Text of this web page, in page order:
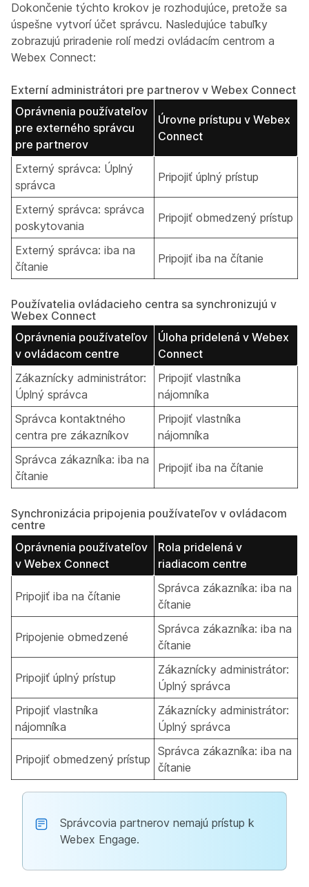
Dokončenie týchto krokov je rozhodujúce, pretože sa
úspešne vytvorí účet správcu. Nasledujúce tabuľky
zobrazujú priradenie rolí medzi ovládacím centrom a
Webex Connect:
Externí administrátori pre partnerov v Webex Connect
Oprávnenia používateľov
pre externého správcu
pre partnerov
Úrovne prístupu v Webex
Connect
Externý správca: Úplný
správca
Pripojiť úplný prístup
Externý správca: správca
poskytovania
Pripojiť obmedzený prístup
Externý správca: iba na
čítanie
Pripojiť iba na čítanie
Používatelia ovládacieho centra sa synchronizujú v
Webex Connect
Oprávnenia používateľov
v ovládacom centre
Úloha pridelená v Webex
Connect
Zákaznícky administrátor:
Úplný správca
Pripojiť vlastníka
nájomníka
Správca kontaktného
centra pre zákazníkov
Pripojiť vlastníka
nájomníka
Správca zákazníka: iba na
čítanie
Pripojiť iba na čítanie
Synchronizácia pripojenia používateľov v ovládacom
centre
Oprávnenia používateľov
v Webex Connect
Rola pridelená v
riadiacom centre
Pripojiť iba na čítanie
Správca zákazníka: iba na
čítanie
Pripojenie obmedzené
Správca zákazníka: iba na
čítanie
Pripojiť úplný prístup
Zákaznícky administrátor:
Úplný správca
Pripojiť vlastníka
nájomníka
Zákaznícky administrátor:
Úplný správca
Pripojiť obmedzený prístup
Správca zákazníka: iba na
čítanie
Správcovia partnerov nemajú prístup k
Webex Engage.